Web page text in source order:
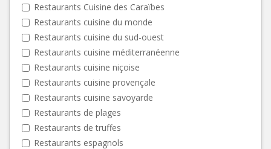
Restaurants Cuisine des Caraïbes
Restaurants cuisine du monde
Restaurants cuisine du sud-ouest
Restaurants cuisine méditerranéenne
Restaurants cuisine niçoise
Restaurants cuisine provençale
Restaurants cuisine savoyarde
Restaurants de plages
Restaurants de truffes
Restaurants espagnols